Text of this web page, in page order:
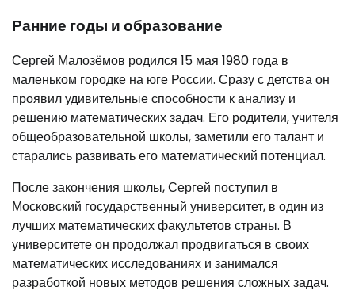
Ранние годы и образование
Сергей Малозёмов родился 15 мая 1980 года в
маленьком городке на юге России. Сразу с детства он
проявил удивительные способности к анализу и
решению математических задач. Его родители, учителя
общеобразовательной школы, заметили его талант и
старались развивать его математический потенциал.
После закончения школы, Сергей поступил в
Московский государственный университет, в один из
лучших математических факультетов страны. В
университете он продолжал продвигаться в своих
математических исследованиях и занимался
разработкой новых методов решения сложных задач.